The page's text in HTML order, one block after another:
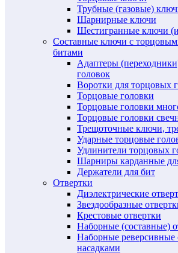
Трубные (газовые)
Шарнирные ключи
Шестигранные ключи
Составные ключи с
битами
Адаптеры
головок
Воротки для торцовых
Торцовые головки
Торцовые головки
Торцовые головки
Трещоточные ключи,
Ударные торцовые
Удлинители торцовых
Шарниры карданные
Держатели для бит
Отвертки
Диэлектрические
Звездообразные
Крестовые отвертки
Наборные (составные)
Наборные реверсивные
насадками